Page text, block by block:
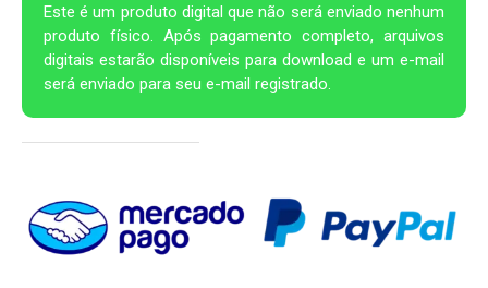
Este é um produto digital que não será enviado nenhum
produto físico. Após pagamento completo, arquivos
digitais estarão disponíveis para download e um e-mail
será enviado para seu e-mail registrado.